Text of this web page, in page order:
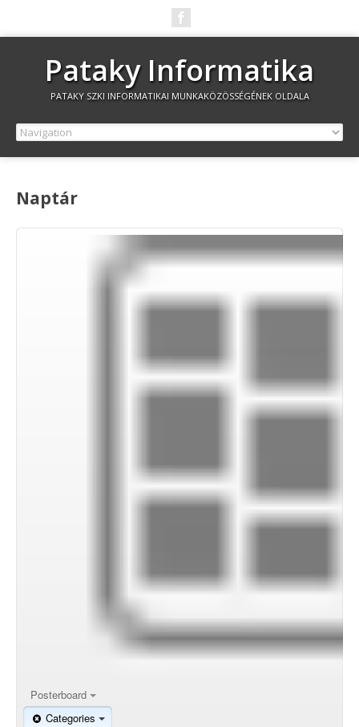
Pataky Informatika
PATAKY SZKI INFORMATIKAI MUNKAKÖZÖSSÉGÉNEK OLDALA
Naptár
Posterboard
Categories